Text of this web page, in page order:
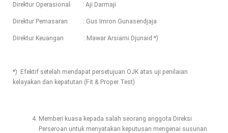
Direktur Operasional : Aji Darmaji
Direktur Pemasaran : Gus Imron Gunasendjaja
Direktur Keuangan : Mawar Arsiarni Djunaid *)
*) Efektif setelah mendapat persetujuan OJK atas uji penilaian
kelayakan dan kepatutan (Fit & Proper Test)
Memberi kuasa kepada salah seorang anggota Direksi
Perseroan untuk menyatakan keputusan mengenai susunan